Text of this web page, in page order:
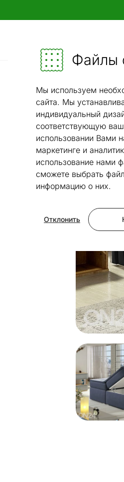
Файлы
Мы используем
сайта. Мы
индивидуальный
соответствующую
использовании Вами
маркетинге и
использование нами
сможете выбрать
информацию о них.
Отклонить
Мебель и